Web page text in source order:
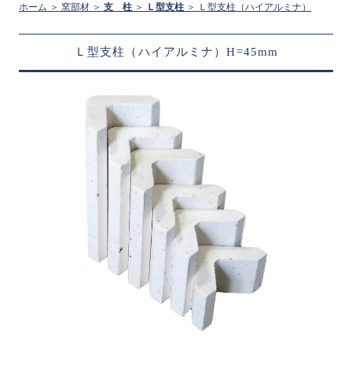
ホーム ＞ 窯部材 ＞ 支 柱 ＞ Ｌ型支柱 ＞ Ｌ型支柱（ハイアルミナ）
Ｌ型支柱（ハイアルミナ）H=45mm